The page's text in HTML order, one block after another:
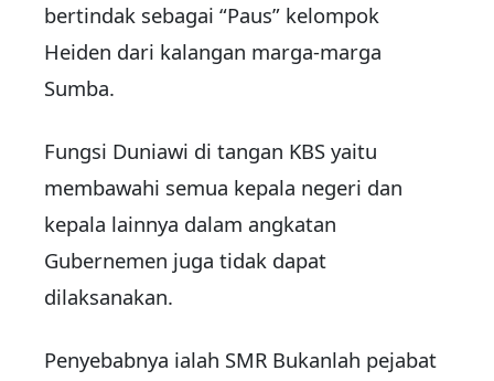
bertindak sebagai “Paus” kelompok
Heiden dari kalangan marga-marga
Sumba.
Fungsi Duniawi di tangan KBS yaitu
membawahi semua kepala negeri dan
kepala lainnya dalam angkatan
Gubernemen juga tidak dapat
dilaksanakan.
Penyebabnya ialah SMR Bukanlah pejabat